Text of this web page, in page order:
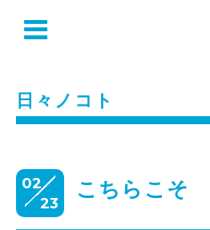
日々ノコト
02
23
こちらこそ